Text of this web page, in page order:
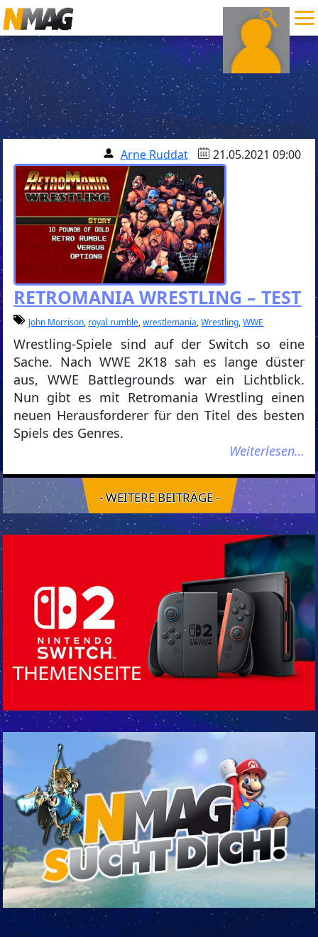
Arne Ruddat 21.05.2021 09:00
RETROMANIA WRESTLING – TEST
John Morrison, royal rumble,wrestlemania,Wrestling,WWE
Wrestling-Spiele sind auf der Switch so eine
Sache. Nach WWE 2K18 sah es lange düster
aus, WWE Battlegrounds war ein Lichtblick.
Nun gibt es mit Retromania Wrestling einen
neuen Herausforderer für den Titel des besten
Spiels des Genres.
Weiterlesen…
- WEITERE BEITRÄGE -